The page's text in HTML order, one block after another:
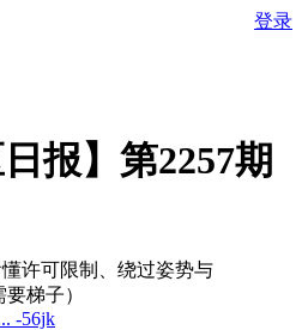
登录
报】第2257期
许可限制、绕过姿势与
要梯子）
-56jk